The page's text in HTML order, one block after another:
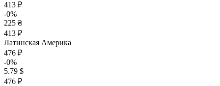
413 ₽
-0%
225 ₴
413 ₽
Латинская Америка
476 ₽
-0%
5.79 $
476 ₽